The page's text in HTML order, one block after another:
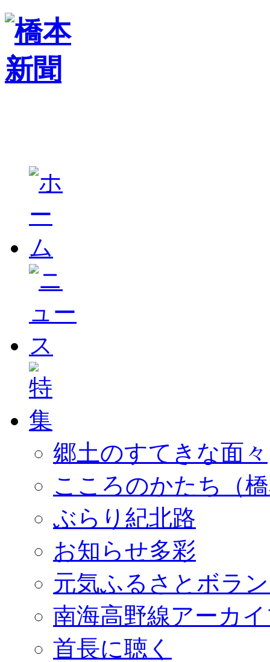
郷土のすてきな面々
こころのかたち（
ぶらり紀北路
お知らせ多彩
元気ふるさとボラ
南海高野線アーカ
首長に聴く